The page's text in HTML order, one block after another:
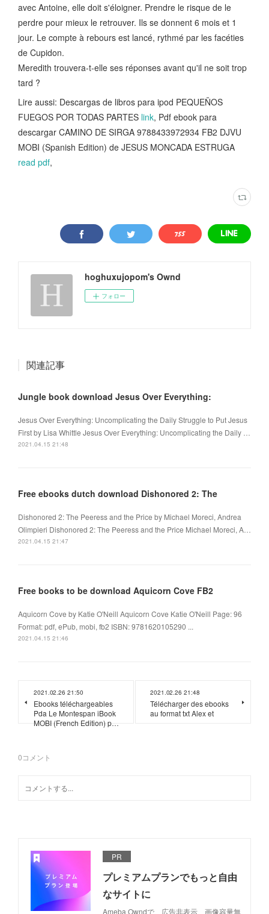
avec Antoine, elle doit s'éloigner. Prendre le risque de le
perdre pour mieux le retrouver. Ils se donnent 6 mois et 1
jour. Le compte à rebours est lancé, rythmé par les facéties
de Cupidon.
Meredith trouvera-t-elle ses réponses avant qu'il ne soit trop
tard ?
Lire aussi: Descargas de libros para ipod PEQUEÑOS
FUEGOS POR TODAS PARTES link, Pdf ebook para
descargar CAMINO DE SIRGA 9788433972934 FB2 DJVU
MOBI (Spanish Edition) de JESUS MONCADA ESTRUGA
read pdf,
hoghuxujopom's Ownd
フォロー
関連記事
Jungle book download Jesus Over Everything:
Jesus Over Everything: Uncomplicating the Daily Struggle to Put Jesus
First by Lisa Whittle Jesus Over Everything: Uncomplicating the Daily …
2021.04.15 21:48
Free ebooks dutch download Dishonored 2: The
Dishonored 2: The Peeress and the Price by Michael Moreci, Andrea
Olimpieri Dishonored 2: The Peeress and the Price Michael Moreci, A…
2021.04.15 21:47
Free books to be download Aquicorn Cove FB2
Aquicorn Cove by Katie O'Neill Aquicorn Cove Katie O'Neill Page: 96
Format: pdf, ePub, mobi, fb2 ISBN: 9781620105290 ...
2021.04.15 21:46
2021.02.26 21:50
Ebooks téléchargeables
Pda Le Montespan iBook
MOBI (French Edition) p…
2021.02.26 21:48
Télécharger des ebooks
au format txt Alex et
0コメント
PR
プレミアムプランでもっと自由
なサイトに
Ameba Owndで、広告非表示、画像容量無